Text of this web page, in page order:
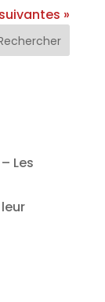
»
Les
leur